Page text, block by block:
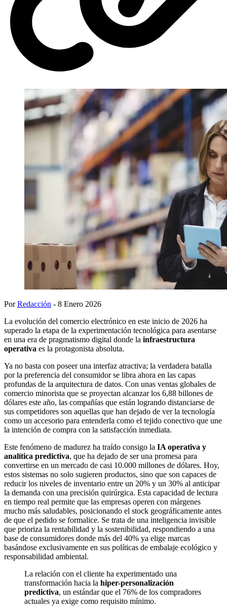
PorRedacción - 8 Enero 2026
La evolución del comercio electrónico en este inicio de 2026 ha
superado la etapa de la experimentación tecnológica para asentarse
en una era de pragmatismo digital donde la infraestructura
operativa es la protagonista absoluta.
Ya no basta con poseer una interfaz atractiva; la verdadera batalla
por la preferencia del consumidor se libra ahora en las capas
profundas de la arquitectura de datos. Con unas ventas globales de
comercio minorista que se proyectan alcanzar los 6,88 billones de
dólares este año, las compañías que están logrando distanciarse de
sus competidores son aquellas que han dejado de ver la tecnología
como un accesorio para entenderla como el tejido conectivo que une
la intención de compra con la satisfacción inmediata.
Este fenómeno de madurez ha traído consigo la IA operativa y
analítica predictiva, que ha dejado de ser una promesa para
convertirse en un mercado de casi 10.000 millones de dólares. Hoy,
estos sistemas no solo sugieren productos, sino que son capaces de
reducir los niveles de inventario entre un 20% y un 30% al anticipar
la demanda con una precisión quirúrgica. Esta capacidad de lectura
en tiempo real permite que las empresas operen con márgenes
mucho más saludables, posicionando el stock geográficamente antes
de que el pedido se formalice. Se trata de una inteligencia invisible
que prioriza la rentabilidad y la sostenibilidad, respondiendo a una
base de consumidores donde más del 40% ya elige marcas
basándose exclusivamente en sus políticas de embalaje ecológico y
responsabilidad ambiental.
La relación con el cliente ha experimentado una
transformación hacia la hiper-personalización
predictiva, un estándar que el 76% de los compradores
actuales ya exige como requisito mínimo.